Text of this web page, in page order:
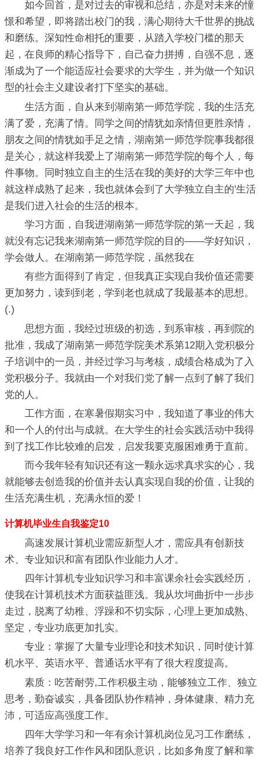
如今回首，是对过去的审视和总结，亦是对未来的憧
憬和希望，即将踏出校门的我，满心期待大千世界的挑战
和磨练。深知性命相托的重要，从踏入学校门槛的那天
起，在良师的精心指导下，自己奋力拼搏，自强不息，逐
渐成为了一个能适应社会要求的大学生，并为做一个知识
型的社会主义建设者打下坚实的基础。
生活方面，自从来到湖南第一师范学院，我的生活充
满了爱，充满了情。同学之间的情犹如亲情但更胜亲情，
朋友之间的情犹如手足之情，湖南第一师范学院事我都很
是关心，就这样我爱上了湖南第一师范学院的每个人，每
件事物。同时独立自主的生活在我的美好的大学三年中也
就这样成熟了起来，我也就体会到了大学独立自主的'生活
是我们进入社会的生活的根本。
学习方面，自我进湖南第一师范学院的第一天起，我
就没有忘记我来湖南第一师范学院的目的——学好知识，
学会做人。在湖南第一师范学院，虽然我在
有些方面得到了肯定，但我真正实现自我价值还需要
更加努力，读到到老，学到老也就成了我最基本的思想。
(.)
思想方面，我经过班级的初选，到系审核，再到院的
批准，我成了湖南第一师范学院美术系第12期入党积极分
子培训中的一员，并经过学习与考核，成绩合格成为了入
党积极分子。我就由一个对我们党了解一点到了解了我们
党的人。
工作方面，在寒暑假期实习中，我知道了事业的伟大
和一个人的付出与成就。在大学生的社会实践活动中我得
到了找工作比较难的启发，启发我要克服困难勇于直前。
而今我年轻有知识还有这一颗永远求真求实的心，我
就能够去创造我的价值并去认真实现自我的价值，让我的
生活充满生机，充满永恒的爱！
计算机毕业生自我鉴定10
高速发展计算机业需应新型人才，需应具有创新技
术、专业知识和富有团队作业能力人才。
四年计算机专业知识学习和丰富课余社会实践经历，
使我在计算机技术方面获益匪浅。我从坎坷曲折中一步步
走过，脱离了幼稚、浮躁和不切实际，心理上更加成熟、
坚定，专业功底更加扎实。
专业：掌握了大量专业理论和技术知识，同时使计算
机水平、英语水平、普通话水平有了很大程度提高。
素质：吃苦耐劳,工作积极主动，能够独立工作、独立
思考，勤奋诚实，具备团队协作精神，身体健康、精力充
沛，可适应高强度工作。
四年大学学习和一年有余计算机岗位见习工作磨练，
培养了我良好工作作风和团队意识，比如多角度了解和掌